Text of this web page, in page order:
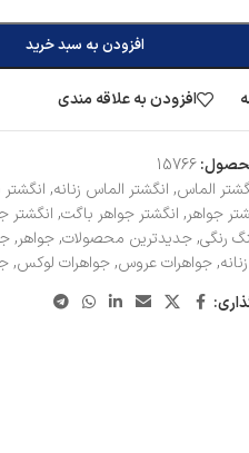
افزودن به سبد خرید
افزودن به علاقه مندی
15766
الماس, انگشتر الماس زنانه, انگشتر
جواهر, انگشتر جواهر باگت, انگشتر
رنگی, جدیدترین محصولات, جواهر,
, جواهرات عروس, جواهرات لوکس,